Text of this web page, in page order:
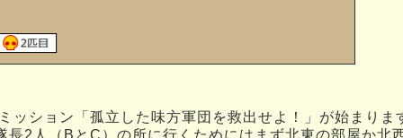
ッション「孤立した味方軍団を救出せよ！」が始まりま
長2人（BとC）の所に行くためにはまず北東の部屋か北